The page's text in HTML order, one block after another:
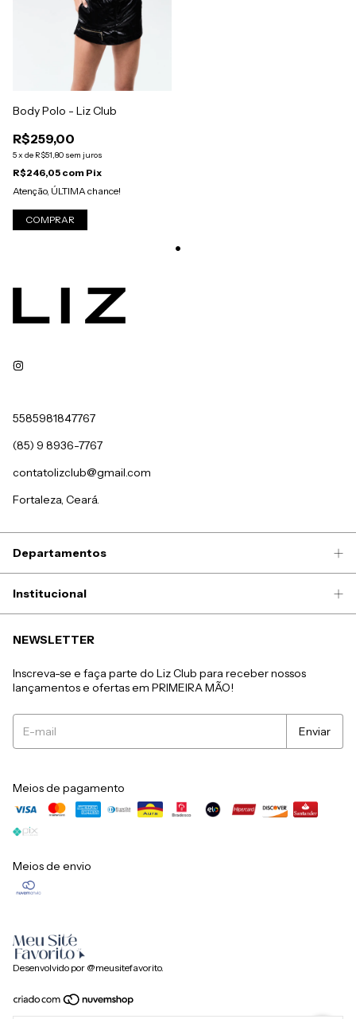
Body Polo - Liz Club
R$259,00
5x de R$51,80 sem juros
R$246,05 com Pix
Atenção, ÚLTIMA chance!
COMPRAR
5585981847767
(85) 9 8936-7767
contatolizclub@gmail.com
Fortaleza, Ceará.
Departamentos
Institucional
NEWSLETTER
Inscreva-se e faça parte do Liz Club para receber nossos
lançamentos e ofertas em PRIMEIRA MÃO!
Meios de pagamento
Meios de envio
Desenvolvido por @meusitefavorito.